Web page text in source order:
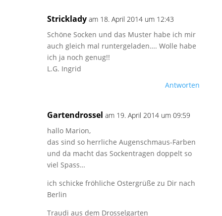
Stricklady am 18. April 2014 um 12:43
Schöne Socken und das Muster habe ich mir
auch gleich mal runtergeladen…. Wolle habe
ich ja noch genug!!
L.G. Ingrid
Antworten
Gartendrossel am 19. April 2014 um 09:59
hallo Marion,
das sind so herrliche Augenschmaus-Farben
und da macht das Sockentragen doppelt so
viel Spass…
ich schicke fröhliche Ostergrüße zu Dir nach
Berlin
Traudi aus dem Drosselgarten